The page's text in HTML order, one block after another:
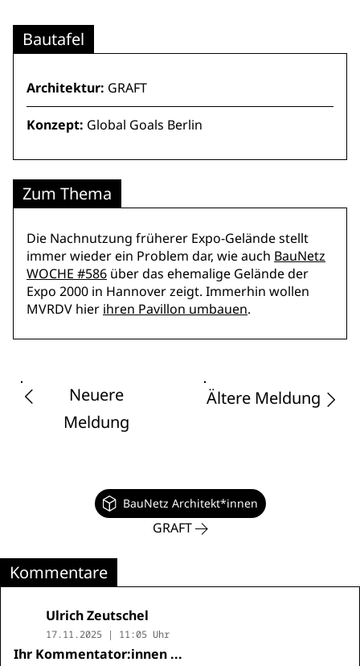
Bautafel
Architektur: GRAFT
Konzept: Global Goals Berlin
Zum Thema
Die Nachnutzung früherer Expo-Gelände stellt
immer wieder ein Problem dar, wie auch BauNetz
WOCHE #586 über das ehemalige Gelände der
Expo 2000 in Hannover zeigt. Immerhin wollen
MVRDV hier ihren Pavillon umbauen.
Neuere
Meldung
Ältere Meldung
BauNetz Architekt*innen
GRAFT
Kommentare
Ulrich Zeutschel
17.11.2025 | 11:05 Uhr
Ihr Kommentator:innen ...